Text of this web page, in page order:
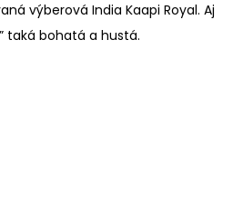
výberová India Kaapi Royal. Aj
taká bohatá a hustá.